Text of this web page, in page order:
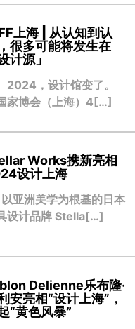
上海 | 从认知到认
很多可能将发生在
计源」
，设计馆变了。
家博会（上海）4[…]
Works携新亮相
设计上海
亚洲美学为根基的日本
设计品牌 Stella[…]
Delienne乐布隆·
安亮相“设计上海”，
“黄色风暴”